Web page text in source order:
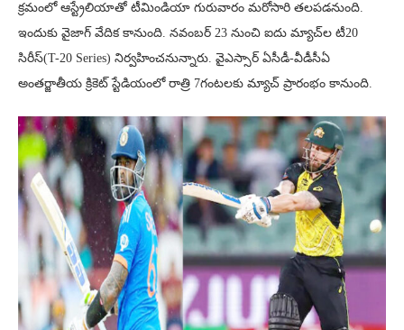
క్రమంలో ఆస్ట్రేలియాతో టీమిండియా గురువారం మరోసారి తలపడనుంది.
ఇందుకు వైజాగ్ వేదిక కానుంది. నవంబర్ 23 నుంచి ఐదు మ్యాచ్‌ల టీ20
సిరీస్(T-20 Series) నిర్వహించనున్నారు. వైఎస్సార్ ఏసీడీ-వీడీసీఏ
అంతర్జాతీయ క్రికెట్ స్టేడియంలో రాత్రి 7గంటలకు మ్యాచ్ ప్రారంభం కానుంది.